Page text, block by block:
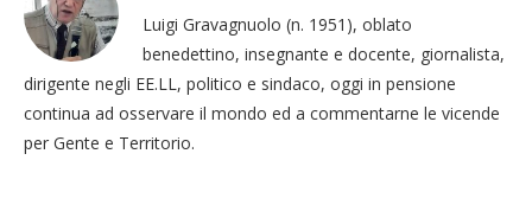
Luigi Gravagnuolo (n. 1951), oblato
benedettino, insegnante e docente, giornalista,
dirigente negli EE.LL, politico e sindaco, oggi in pensione
continua ad osservare il mondo ed a commentarne le vicende
per Gente e Territorio.